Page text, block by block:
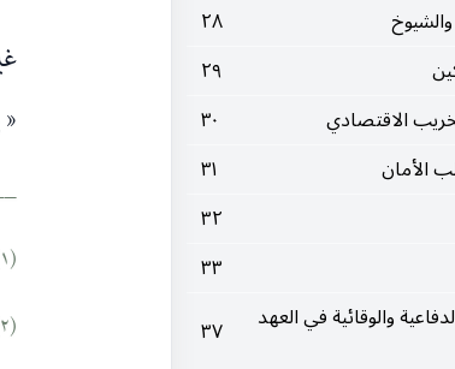
٢٨
٢٩
٣٠
٣١
٣٢
٣٣
والوقائية في العهد
٣٧
(١) الكافي ٧ : ١٦ / ١ ، باب آخر من انفاذ الوصية ، كتاب الوصايا .
(٢) اللمعة الدمشقية : ١٧٩ .